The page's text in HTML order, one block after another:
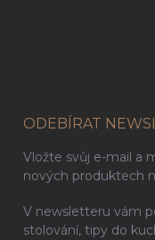
ODEBÍRAT
Vložte svůj e-mail a
nových produktech
V newsletteru vám
stolování, tipy do